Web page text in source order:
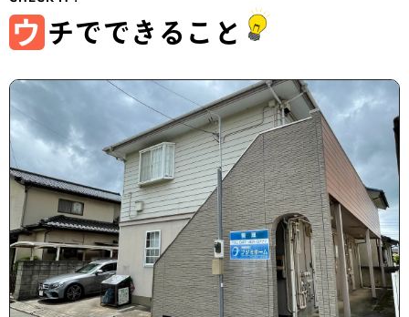
ウ チでできること